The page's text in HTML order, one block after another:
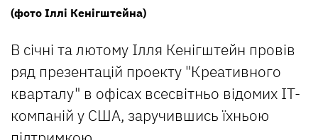
(фото Іллі Кенігштейна)
В січні та лютому Ілля Кенігштейн провів
ряд презентацій проекту "Креативного
кварталу" в офісах всесвітньо відомих ІТ-
компаній у США, заручившись їхньою